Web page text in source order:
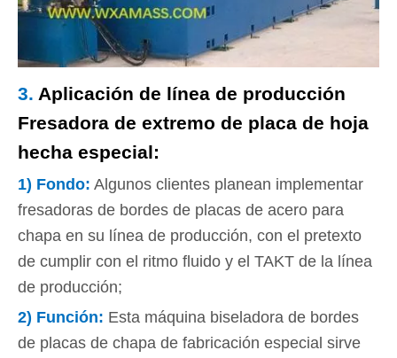
3. Aplicación de línea de producción
Fresadora de extremo de placa de hoja
hecha especial:
1) Fondo: Algunos clientes planean implementar
fresadoras de bordes de placas de acero para
chapa en su línea de producción, con el pretexto
de cumplir con el ritmo fluido y el TAKT de la línea
de producción;
2) Función: Esta máquina biseladora de bordes
de placas de chapa de fabricación especial sirve